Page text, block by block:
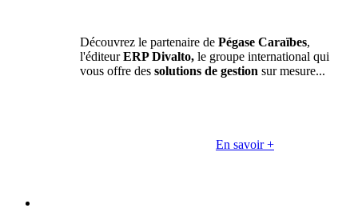
Découvrez le partenaire de Pégase Caraïbes,
l'éditeurERP Divalto, le groupe international qui
vous offre des solutions de gestion sur mesure...
En savoir +